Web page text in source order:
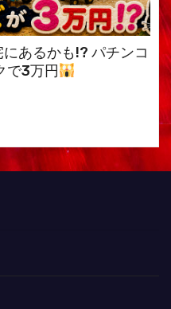
にあるかも!? パチンコ
で3万円